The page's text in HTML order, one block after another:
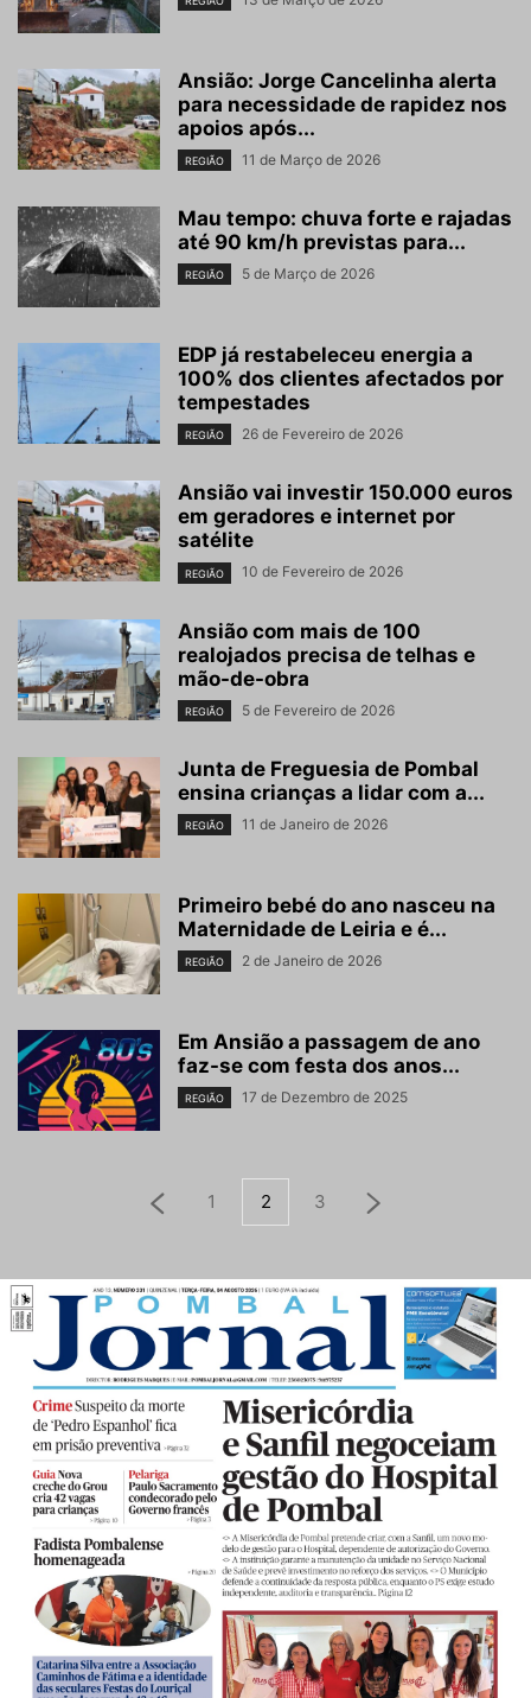
Ansião: Jorge Cancelinha alerta
para necessidade de rapidez nos
apoios após...
REGIÃO 11 de Março de 2026
Mau tempo: chuva forte e rajadas
até 90 km/h previstas para...
REGIÃO 5 de Março de 2026
EDP já restabeleceu energia a
100% dos clientes afectados por
tempestades
REGIÃO 26 de Fevereiro de 2026
Ansião vai investir 150.000 euros
em geradores e internet por
satélite
REGIÃO 10 de Fevereiro de 2026
Ansião com mais de 100
realojados precisa de telhas e
mão-de-obra
REGIÃO 5 de Fevereiro de 2026
Junta de Freguesia de Pombal
ensina crianças a lidar com a...
REGIÃO 11 de Janeiro de 2026
Primeiro bebé do ano nasceu na
Maternidade de Leiria e é...
REGIÃO 2 de Janeiro de 2026
Em Ansião a passagem de ano
faz-se com festa dos anos...
REGIÃO 17 de Dezembro de 2025
1 2 3